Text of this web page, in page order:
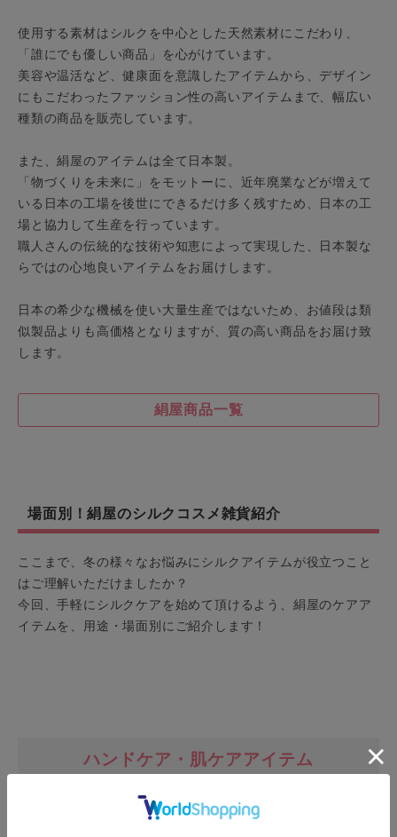
使用する素材はシルクを中心とした天然素材にこだわり、
「誰にでも優しい商品」を心がけています。
美容や温活など、健康面を意識したアイテムから、デザイン
にもこだわったファッション性の高いアイテムまで、幅広い
種類の商品を販売しています。
また、絹屋のアイテムは全て日本製。
「物づくりを未来に」をモットーに、近年廃業などが増えて
いる日本の工場を後世にできるだけ多く残すため、日本の工
場と協力して生産を行っています。
職人さんの伝統的な技術や知恵によって実現した、日本製な
らではの心地良いアイテムをお届けします。
日本の希少な機械を使い大量生産ではないため、お値段は類
似製品よりも高価格となりますが、質の高い商品をお届け致
します。
絹屋商品一覧
場面別！絹屋のシルクコスメ雑貨紹介
ここまで、冬の様々なお悩みにシルクアイテムが役立つこと
はご理解いただけましたか？
今回、手軽にシルクケアを始めて頂けるよう、絹屋のケアア
イテムを、用途・場面別にご紹介します！
ハンドケア・肌ケアアイテム